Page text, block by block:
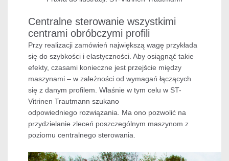
Centralne sterowanie wszystkimi
centrami obróbczymi profili
Przy realizacji zamówień największą wagę przykłada
się do szybkości i elastyczności. Aby osiągnąć takie
efekty, czasami konieczne jest przejście między
maszynami – w zależności od wymagań łączących
się z danym profilem. Właśnie w tym celu w ST-
Vitrinen Trautmann szukano
odpowiedniego rozwiązania. Ma ono pozwolić na
przydzielanie zleceń poszczególnym maszynom z
poziomu centralnego sterowania.